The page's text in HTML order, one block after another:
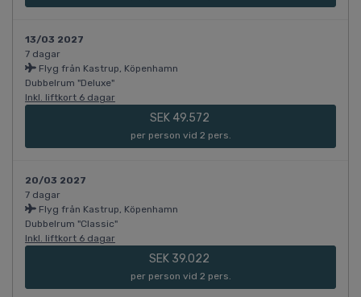
13/03 2027
7 dagar
Flyg från Kastrup, Köpenhamn
Dubbelrum "Deluxe"
Inkl. liftkort 6 dagar
SEK 49.572
per person vid 2 pers.
20/03 2027
7 dagar
Flyg från Kastrup, Köpenhamn
Dubbelrum "Classic"
Inkl. liftkort 6 dagar
SEK 39.022
per person vid 2 pers.